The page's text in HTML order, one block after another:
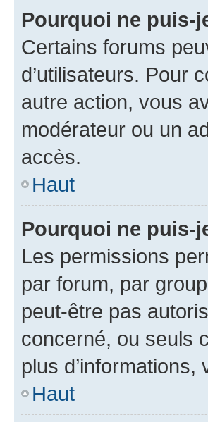
Pourquoi ne puis-
Certains forums
d’utilisateurs. Pour
autre action, vous
modérateur ou un
accès.
Haut
Pourquoi ne puis-
Les permissions
par forum, par
peut-être pas
concerné, ou seuls
plus
Haut